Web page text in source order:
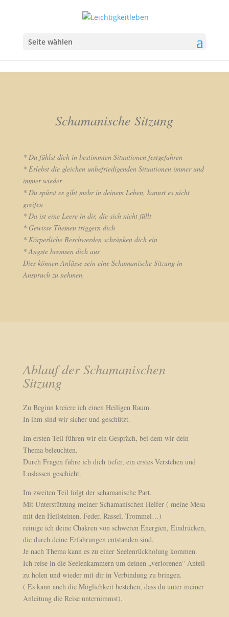
Seite wählen
Schamanische Sitzung
* Du fühlst dich in bestimmten Situationen festgefahren
* Erlebst die gleichen unbefriedigenden Situationen immer und
immer wieder
* Du spürst es gibt mehr in deinem Leben, kannst es nicht
greifen
* Da ist eine Leere in dir, die sich nicht füllt
* Gewisse Themen triggern dich
* Körperliche Beschwerden schränken dich ein
* Ängste bremsen dich aus
Dies können Anlässe sein eine Schamanische Sitzung in
Anspruch zu nehmen.
Ablauf der Schamanischen
Sitzung
Zu Beginn kreiere ich einen Heiligen Raum.
In ihm sind wir sicher und geschützt.
Im ersten Teil führen wir ein Gespräch, bei dem wir dein
Thema beleuchten.
Durch Fragen führe ich dich tiefer, ein erstes Verstehen und
Loslassen geschieht.
Im zweiten Teil folgt der schamanische Part.
Mit Unterstützung meiner Schamanischen Helfer ( meine Mesa
mit den Heilsteinen, Feder, Rassel, Trommel…)
reinige ich deine Chakren von schweren Energien, Eindrücken,
die durch deine Erfahrungen entstanden sind.
Je nach Thema kann es zu einer Seelenrückholung kommen.
Ich reise in die Seelenkammern um deinen „verlorenen“ Anteil
zu holen und wieder mit dir in Verbindung zu bringen.
( Es kann auch die Möglichkeit bestehen, dass du unter meiner
Anleitung die Reise unternimmst).